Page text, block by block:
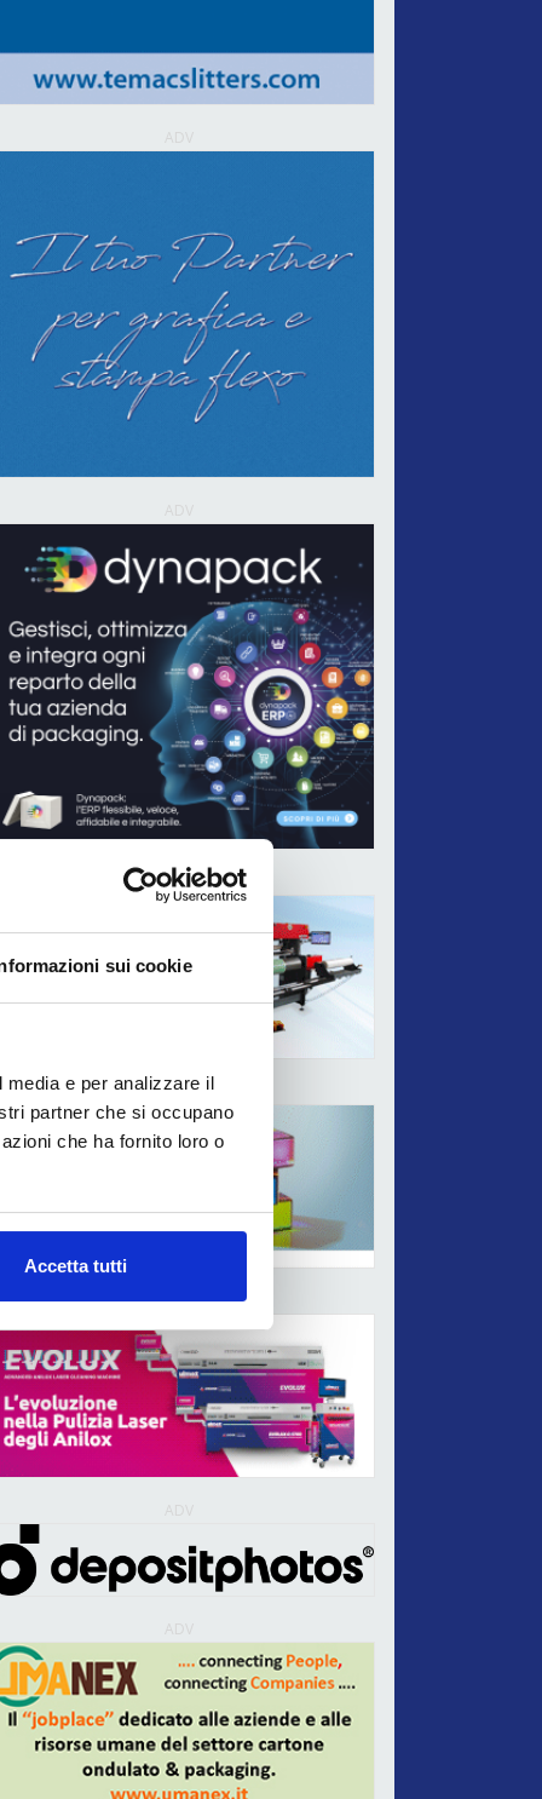
sui cookie
e per analizzare il
partner che si occupano
che ha fornito loro o
Accetta tutti
ADV
ADV
ADV